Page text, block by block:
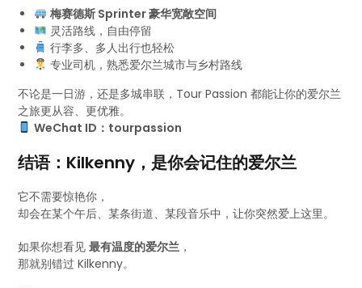
梅赛德斯 Sprinter 豪华宽敞空间
灵活路线，自由停留
行李多、多人出行也轻松
专业司机，熟悉爱尔兰城市与乡村路线
不论是一日游，还是多城串联，Tour Passion 都能让你的爱尔兰
之旅更从容、更优雅。
WeChat ID：tourpassion
结语：Kilkenny，是你会记住的爱尔兰
它不需要惊艳你，
却会在某个午后、某条街道、某段音乐中，让你突然爱上这里。
如果你想看见最有温度的爱尔兰 ，
那就别错过 Kilkenny。